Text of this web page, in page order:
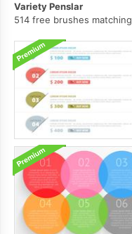
Variety Penslar
514 free brushes matching